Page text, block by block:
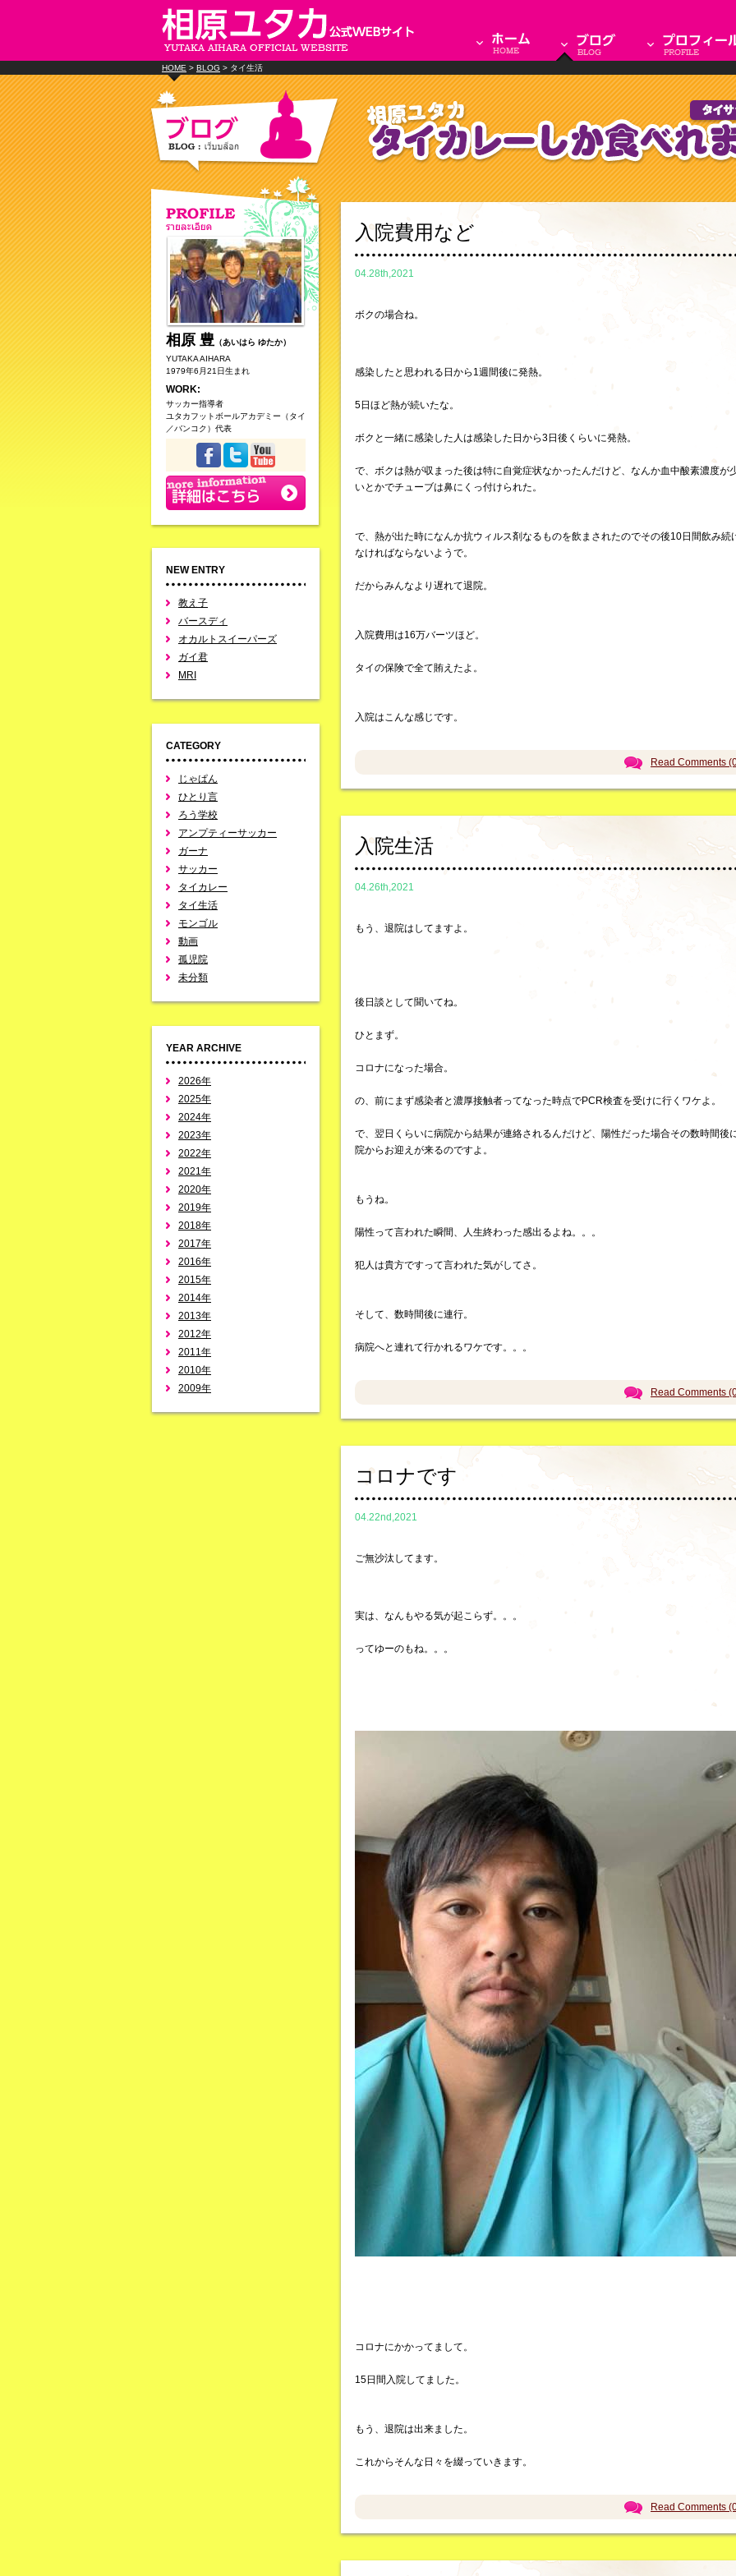
HOME > BLOG > タイ生活
相原 豊 （あいはら ゆたか）
YUTAKA AIHARA
1979年6月21日生まれ
WORK:
サッカー指導者
ユタカフットボールアカデミー（タイ
／バンコク）代表
NEW ENTRY
教え子
バースディ
オカルトスイーパーズ
ガイ君
MRI
CATEGORY
じゃぱん
ひとり言
ろう学校
アンプティーサッカー
ガーナ
サッカー
タイカレー
タイ生活
モンゴル
動画
孤児院
未分類
YEAR ARCHIVE
2026年
2025年
2024年
2023年
2022年
2021年
2020年
2019年
2018年
2017年
2016年
2015年
2014年
2013年
2012年
2011年
2010年
2009年
入院費用など
04.28th,2021
ボクの場合ね。
感染したと思われる日から1週間後に発熱。
5日ほど熱が続いたな。
ボクと一緒に感染した人は感染した日から3日後くらいに発熱。
で、ボクは熱が収まった後は特に自覚症状なかったんだけど、なんか血中酸素濃度が
いとかでチューブは鼻にくっ付けられた。
で、熱が出た時になんか抗ウィルス剤なるものを飲まされたのでその後10日間飲み続
なければならないようで。
だからみんなより遅れて退院。
入院費用は16万バーツほど。
タイの保険で全て賄えたよ。
入院はこんな感じです。
Read Comments
入院生活
04.26th,2021
もう、退院はしてますよ。
後日談として聞いてね。
ひとまず。
コロナになった場合。
の、前にまず感染者と濃厚接触者ってなった時点でPCR検査を受けに行くワケよ。
で、翌日くらいに病院から結果が連絡されるんだけど、陽性だった場合その数時間後
院からお迎えが来るのですよ。
もうね。
陽性って言われた瞬間、人生終わった感出るよね。。。
犯人は貴方ですって言われた気がしてさ。
そして、数時間後に連行。
病院へと連れて行かれるワケです。。。
Read Comments
コロナです
04.22nd,2021
ご無沙汰してます。
実は、なんもやる気が起こらず。。。
ってゆーのもね。。。
コロナにかかってまして。
15日間入院してました。
もう、退院は出来ました。
これからそんな日々を綴っていきます。
Read Comments